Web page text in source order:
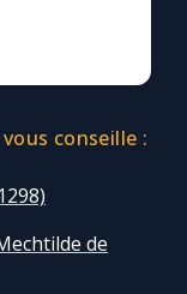
conseille :
de